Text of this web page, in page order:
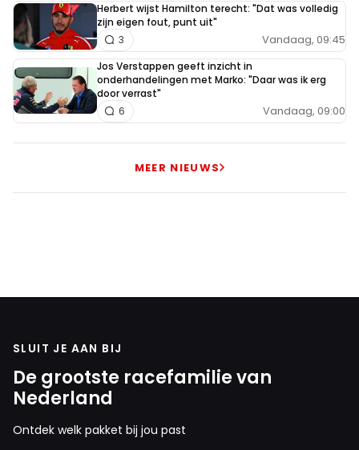
Herbert wijst Hamilton terecht: "Dat was volledig
zijn eigen fout, punt uit"
Vandaag, 09:45
3
Jos Verstappen geeft inzicht in
onderhandelingen met Marko: "Daar was ik erg
door verrast"
Vandaag, 09:00
6
MEER NIEUWS
SLUIT JE AAN BIJ
De grootste racefamilie van
Nederland
Ontdek welk pakket bij jou past